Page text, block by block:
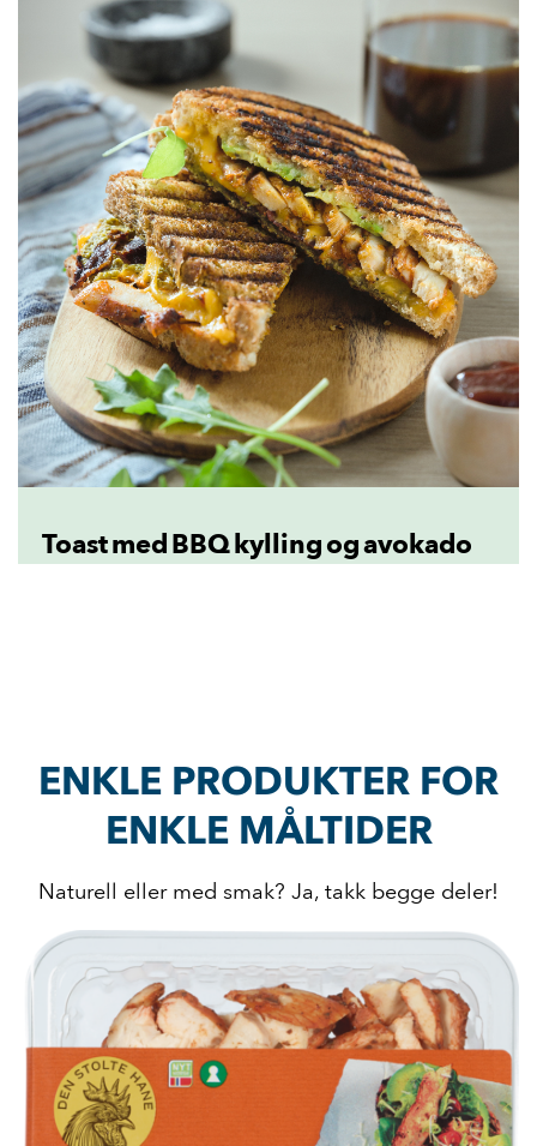
Toast med BBQ kylling og avokado
ENKLE PRODUKTER FOR
ENKLE MÅLTIDER
Naturell eller med smak? Ja, takk begge deler!